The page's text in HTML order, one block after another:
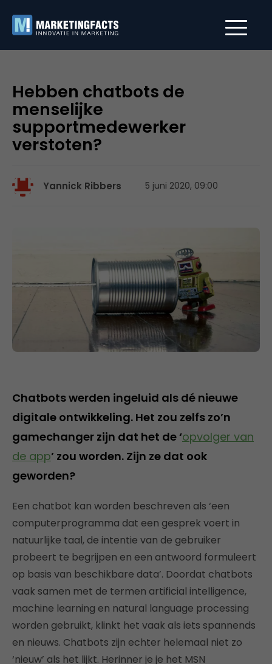
Hebben chatbots de
menselijke
supportmedewerker
verstoten?
Yannick Ribbers 5 juni 2020, 09:00
Chatbots werden ingeluid als dé nieuwe
digitale ontwikkeling. Het zou zelfs zo’n
gamechanger zijn dat het de ‘opvolger van
de app’ zou worden. Zijn ze dat ook
geworden?
Een chatbot kan worden beschreven als ‘een
computerprogramma dat een gesprek voert in
natuurlijke taal, de intentie van de gebruiker
probeert te begrijpen en een antwoord formuleert
op basis van beschikbare data’. Doordat chatbots
vaak samen met de termen artificial intelligence,
machine learning en natural language processing
worden gebruikt, klinkt het vaak als iets spannends
en nieuws. Chatbots zijn echter helemaal niet zo
‘nieuw’ als het lijkt. Herinner je je het MSN